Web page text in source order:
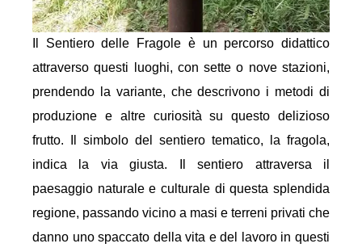
Il Sentiero delle Fragole è un percorso didattico
attraverso questi luoghi, con sette o nove stazioni,
prendendo la variante, che descrivono i metodi di
produzione e altre curiosità su questo delizioso
frutto. Il simbolo del sentiero tematico, la fragola,
indica la via giusta. Il sentiero attraversa il
paesaggio naturale e culturale di questa splendida
regione, passando vicino a masi e terreni privati che
danno uno spaccato della vita e del lavoro in questi